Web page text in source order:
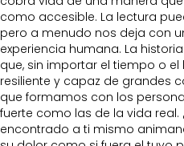
como accesible. La lectura
pero a menudo nos deja con
experiencia humana. La
que, sin importar el tiempo o
resiliente y capaz de grandes
que formamos con los
fuerte como las de la vida
encontrado a ti mismo